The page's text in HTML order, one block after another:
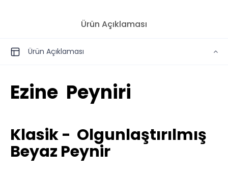
Ürün Açıklaması
Ürün Açıklaması
Ezine Peyniri
Klasik - Olgunlaştırılmış
Beyaz Peynir